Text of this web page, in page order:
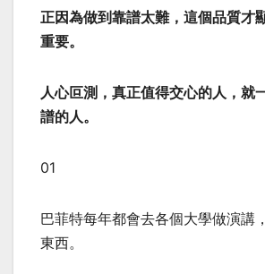
正因為做到靠譜太難，這個品質才
重要。
人心叵測，真正值得交心的人，就
譜的人。
01
巴菲特每年都會去各個大學做演講
東西。